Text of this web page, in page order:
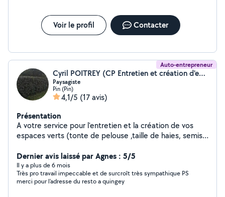
Voir le profil Contacter
Auto-entrepreneur
Cyril POITREY (CP Entretien et création d'espaces verts)
Paysagiste
Pin (Pin)
4,1/5 (17 avis)
Présentation
A votre service pour l'entretien et la création de vos
espaces verts (tonte de pelouse ,taille de haies, semis
terrasses en dalles pavés et autres matériaux
Dernier avis laissé par Agnes : 5/5
Il y a plus de 6 mois
Très pro travail impeccable et de surcroît très sympathique PS
merci pour l'adresse du resto a quingey